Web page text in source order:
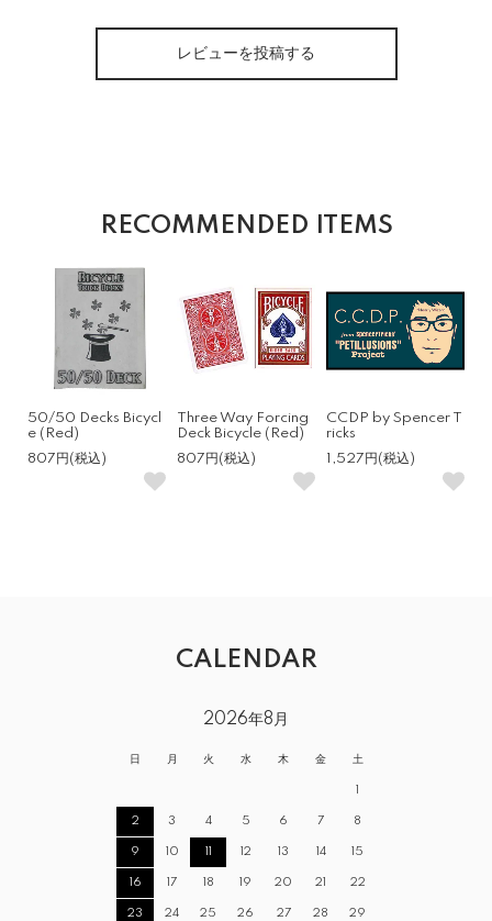
レビューを投稿する
RECOMMENDED ITEMS
50/50 Decks Bicycl
e (Red)
807円(税込)
Three Way Forcing
Deck Bicycle (Red)
807円(税込)
CCDP by Spencer T
ricks
1,527円(税込)
CALENDAR
2026年8月
日 月 火 水 木 金 土
1
2 3 4 5 6 7 8
9 10 11 12 13 14 15
16 17 18 19 20 21 22
23 24 25 26 27 28 29